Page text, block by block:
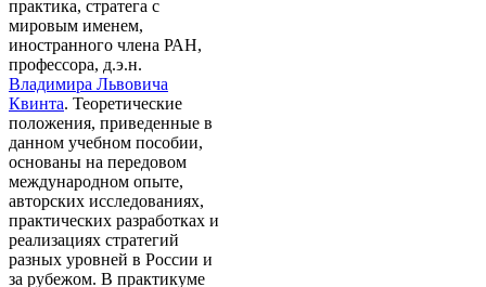
практика, стратега с
мировым именем,
иностранного члена РАН,
профессора, д.э.н.
Владимира Львовича
Квинта. Теоретические
положения, приведенные в
данном учебном пособии,
основаны на передовом
международном опыте,
авторских исследованиях,
практических разработках и
реализациях стратегий
разных уровней в России и
за рубежом. В практикуме